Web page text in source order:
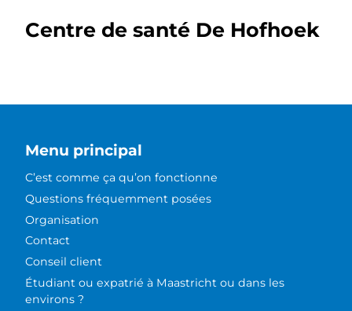
Centre de santé De Hofhoek
Menu principal
C’est comme ça qu’on fonctionne
Questions fréquemment posées
Organisation
Contact
Conseil client
Étudiant ou expatrié à Maastricht ou dans les
environs ?